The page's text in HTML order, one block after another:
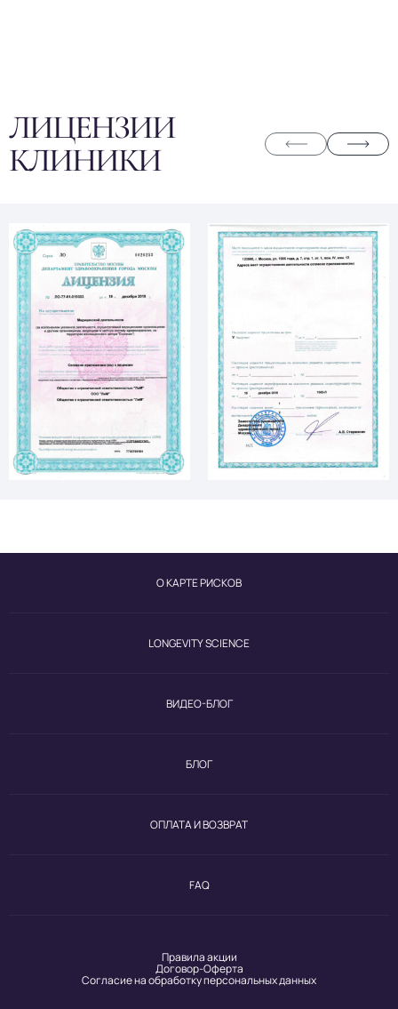
ЛИЦЕНЗИИ
КЛИНИКИ
О КАРТЕ РИСКОВ
LONGEVITY SCIENCE
ВИДЕО-БЛОГ
БЛОГ
ОПЛАТА И ВОЗВРАТ
FAQ
Согласие на обработку персональных данных
Договор-Оферта
Правила акции